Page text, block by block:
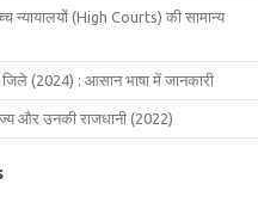
न्यायालयों (High Courts) की सामान्य
(2024) : आसान भाषा में जानकारी
और उनकी राजधानी (2022)